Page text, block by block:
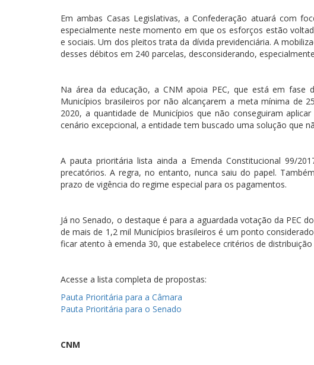
Em ambas Casas Legislativas, a Confederação atuará com
especialmente neste momento em que os esforços estão
e sociais. Um dos pleitos trata da dívida previdenciária. A
desses débitos em 240 parcelas, desconsiderando,
Na área da educação, a CNM apoia PEC, que está em fase
Municípios brasileiros por não alcançarem a meta mínima de
2020, a quantidade de Municípios que não conseguiram
cenário excepcional, a entidade tem buscado uma solução que
A pauta prioritária lista ainda a Emenda Constitucional 99/
precatórios. A regra, no entanto, nunca saiu do papel.
prazo de vigência do regime especial para os pagamentos.
Já no Senado, o destaque é para a aguardada votação da PEC
de mais de 1,2 mil Municípios brasileiros é um ponto
ficar atento à emenda 30, que estabelece critérios de
Acesse a lista completa de propostas:
Pauta Prioritária para a Câmara
Pauta Prioritária para o Senado
CNM